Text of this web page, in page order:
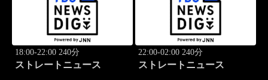
18:00-22:00 240分
ストレートニュース
22:00-02:00 240分
ストレートニュース